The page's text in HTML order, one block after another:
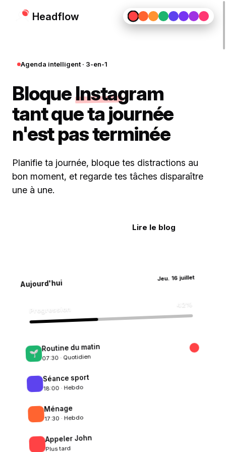
Headflow
Agenda intelligent · 3-en-1
BloqueInstagram
tant que ta journée
n'est pas terminée
Planifie ta journée, bloque tes distractions au
bon moment, et regarde tes tâches disparaître
une à une.
Lire le blog
Aujourd'hui
Jeu. 16 juillet
Progression
42%
🌱
Routine du matin
07:30 · Quotidien
Séance sport
18:00 · Hebdo
Ménage
17:30 · Hebdo
Appeler John
Plus tard